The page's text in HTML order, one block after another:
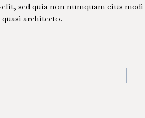
sed quia non numquam eius
architecto.